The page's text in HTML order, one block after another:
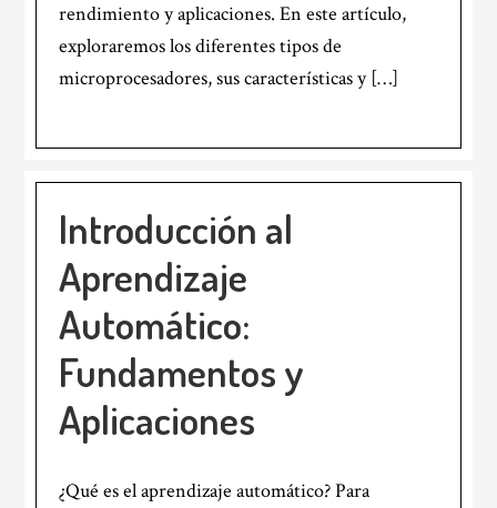
rendimiento y aplicaciones. En este artículo,
exploraremos los diferentes tipos de
microprocesadores, sus características y […]
Introducción al
Aprendizaje
Automático:
Fundamentos y
Aplicaciones
¿Qué es el aprendizaje automático? Para